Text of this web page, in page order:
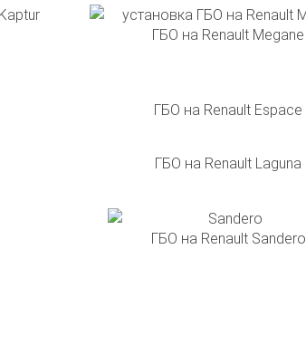
ГБО на Renault Megane
ГБО на Renault Espace
ГБО на Renault Laguna
ГБО на Renault Sandero